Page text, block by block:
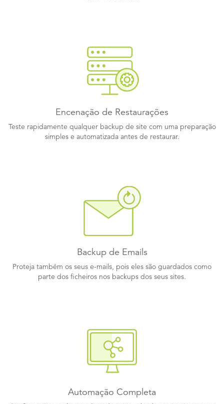
Encenação de Restaurações
Teste rapidamente qualquer backup de site com uma preparação
simples e automatizada antes de restaurar.
Backup de Emails
Proteja também os seus e-mails, pois eles são guardados como
parte dos ficheiros nos backups dos seus sites.
Automação Completa